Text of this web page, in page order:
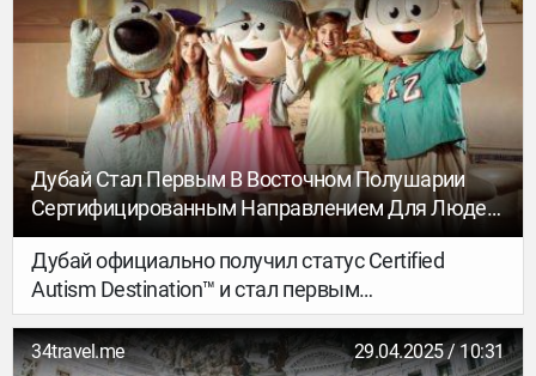
Дубай Стал Первым В Восточном Полушарии
Сертифицированным Направлением Для Людей
С Аутизмом
Дубай официально получил статус Certified
Autism Destination™ и стал первым
сертифицированным направлением для людей с
аутизмом в Восточном полушарии. Это
34travel.me 29.04.2025 / 10:31